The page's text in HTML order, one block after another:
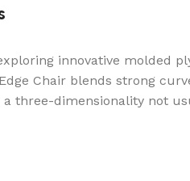
innovative molded
Chair blends strong
three-dimensionality not